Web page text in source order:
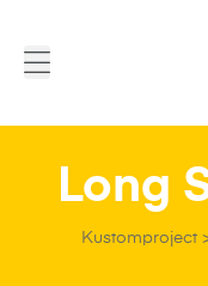
Kustomproject
Long